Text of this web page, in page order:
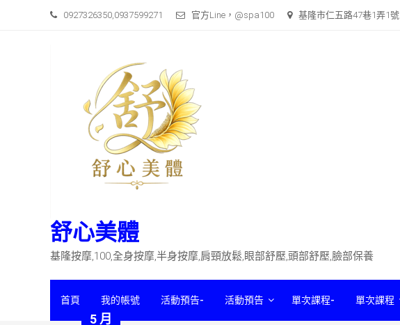
0927326350,0937599271 官方Line，@spa100 基隆市仁五路47巷1弄1號
舒心美體
基隆按摩,100,全身按摩,半身按摩,肩頸放鬆,眼部舒壓,頭部舒壓,臉部保養
首頁 我的帳號 活動預告- 活動預告 單次課程- 單次課程
5 月